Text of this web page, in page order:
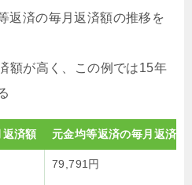
額が高く、この例では15年
済額 元金均等返済の毎月返済額
79,791円